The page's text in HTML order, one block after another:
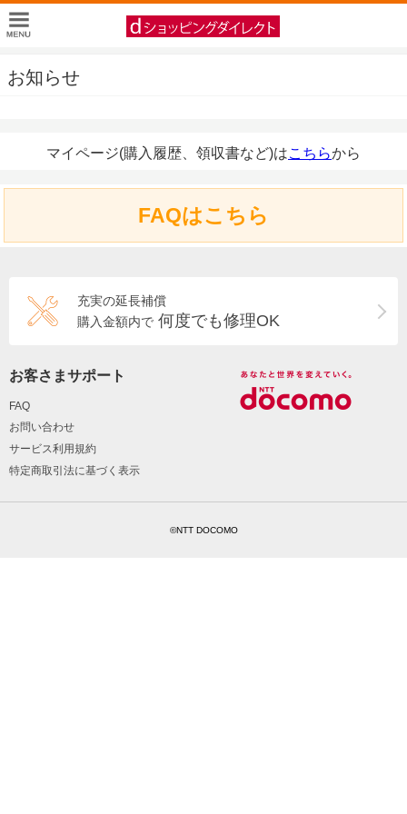
お知らせ
マイページ(購入履歴、領収書など)はこちらから
FAQはこちら
充実の延長補償
購入金額内で 何度でも修理OK
お客さまサポート
FAQ
お問い合わせ
サービス利用規約
特定商取引法に基づく表示
©NTT DOCOMO